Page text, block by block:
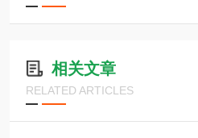
相关文章
RELATED ARTICLES